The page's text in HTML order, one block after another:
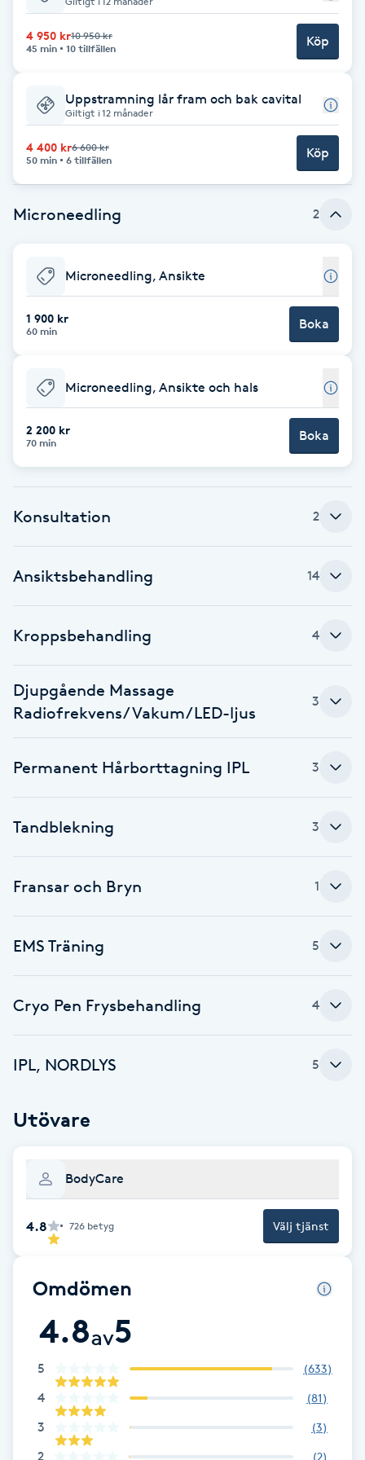
Babylights
Balayage
Bambumassage
Barber
Barnklippning
Bottenfärg
Brynformning
Brynfärgning
Brynplockning
Coachning
Color correction
D
Damklippning
Diamantslipning
E
Enzympeeling
Extensions
F
Faceliftmassage
Fet hårbotten
Fettreducering
Fibromassage
Fotmassage
4 950 kr10 950 kr
45 min
10 tillfällen Köp
Uppstramning lår fram och bak cavital
Giltigt i 12 månader
4 400 kr6 600 kr
50 min
6 tillfällen Köp
Microneedling 2
Microneedling, Ansikte
1 900 kr
60 min Boka
Microneedling, Ansikte och hals
2 200 kr
70 min Boka
Konsultation 2
Ansiktsbehandling 14
Kroppsbehandling 4
Djupgående Massage
Radiofrekvens/Vakum/LED-ljus
3
Permanent Hårborttagning IPL 3
Tandblekning 3
Fransar och Bryn 1
EMS Träning 5
Cryo Pen Frysbehandling 4
IPL, NORDLYS 5
Utövare
BodyCare
4.8 726 betyg Välj tjänst
Omdömen
4.8av5
5 (633)
4 (81)
3 (3)
2 (2)